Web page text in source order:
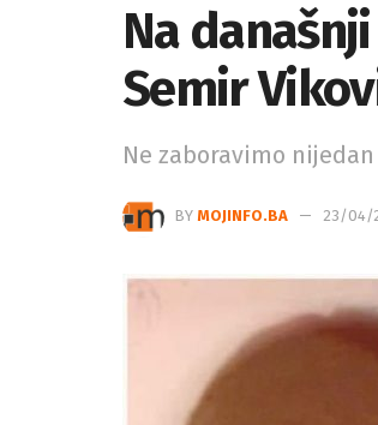
Na
Semir
Ne zaboravimo
BY MOJINFO.BA 23/04/